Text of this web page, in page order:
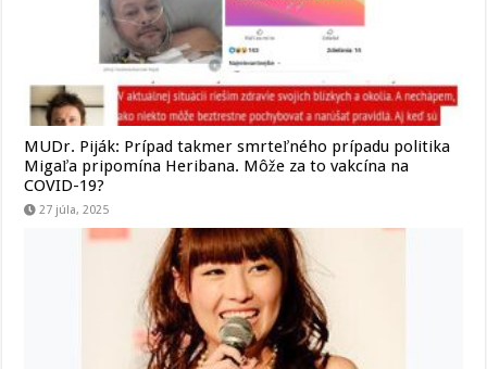
MUDr. Piják: Prípad takmer smrteľného prípadu politika
Migaľa pripomína Heribana. Môže za to vakcína na
COVID-19?
27 júla, 2025